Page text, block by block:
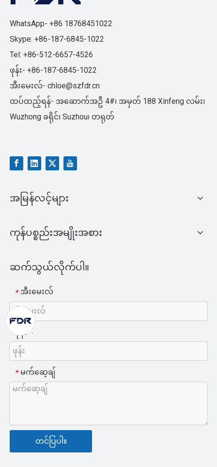
WhatsApp- +86 18768451022
Skype: +86-187-6845-1022
Tel: +86-512-6657-4526
ဖုန်း- +86-187-6845-1022
အီးမေးလ်- chloe@szfdr.cn
ထပ်ထည့်ရန်- အဆောက်အဦ 4#၊ အမှတ် 188 Xinfeng လမ်း၊
Wuzhong ခရိုင်၊ Suzhou၊ တရုတ်
အမြန်လင့်များ
ကုန်ပစ္စည်းအမျိုးအစား
ဆက်သွယ်လိုက်ပါ။
* အီးမေးလ်
ဖုန်း
* မက်ဆေ့ချ်
တင်ပြပါ။